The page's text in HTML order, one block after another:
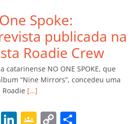
A
e
dI
n
gl
e
Cl
a
ss
ro
o
m
y
Li
n
k
p
til
h
ar
Spoke:
publicada na
Roadie Crew
catarinense NO ONE SPOKE, que
“Nine Mirrors”, concedeu uma
[…]
W Li G C